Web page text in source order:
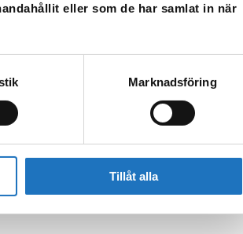
eller som de har samlat in när
Marknadsföring
Tillåt alla